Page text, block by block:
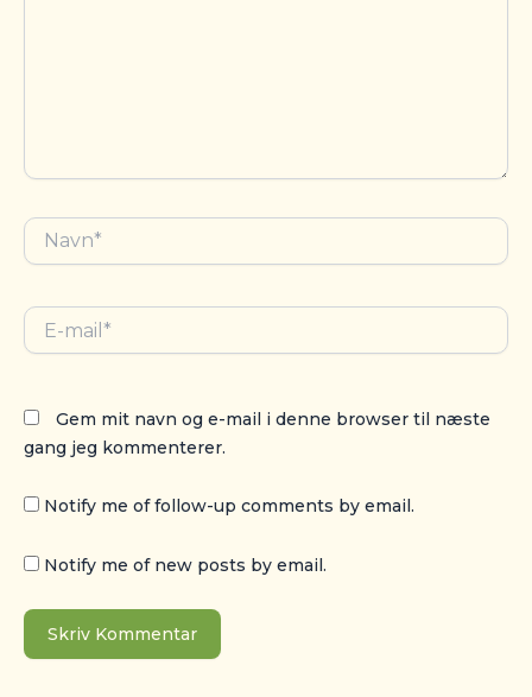
Navn*
E-
mail*
Gem mit navn og e-mail i denne browser til næste
gang jeg kommenterer.
Notify me of follow-up comments by email.
Notify me of new posts by email.